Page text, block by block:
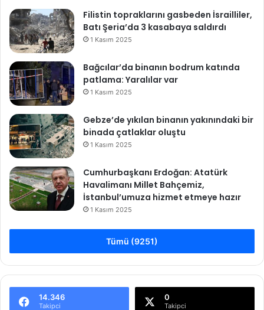
Filistin topraklarını gasbeden İsrailliler,
Batı Şeria’da 3 kasabaya saldırdı
1 Kasım 2025
Bağcılar’da binanın bodrum katında
patlama: Yaralılar var
1 Kasım 2025
Gebze’de yıkılan binanın yakınındaki bir
binada çatlaklar oluştu
1 Kasım 2025
Cumhurbaşkanı Erdoğan: Atatürk
Havalimanı Millet Bahçemiz,
İstanbul’umuza hizmet etmeye hazır
1 Kasım 2025
Tümü (9251)
14.346
Takipci
0
Takipci